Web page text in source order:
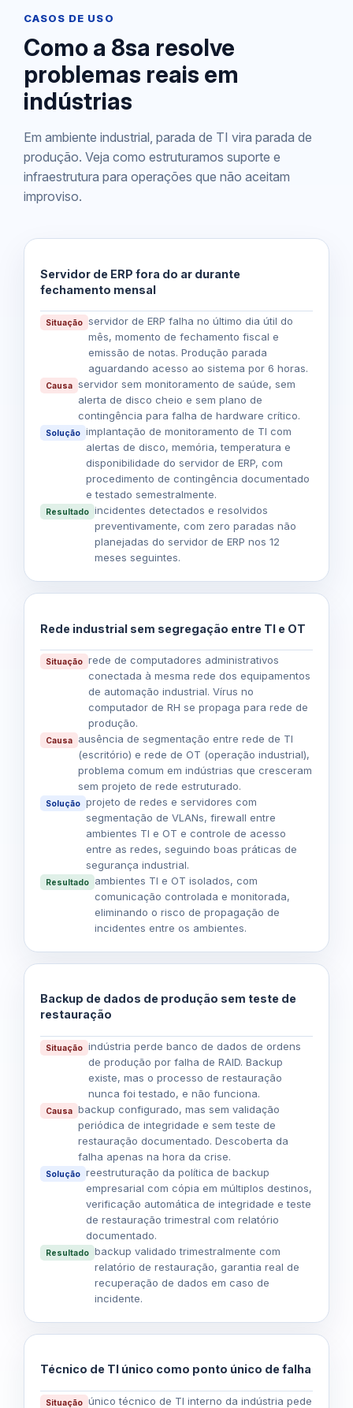
CASOS DE USO
Como a 8sa resolve
problemas reais em
indústrias
Em ambiente industrial, parada de TI vira parada de
produção. Veja como estruturamos suporte e
infraestrutura para operações que não aceitam
improviso.
Servidor de ERP fora do ar durante
fechamento mensal
Situação servidor de ERP falha no último dia útil do
mês, momento de fechamento fiscal e
emissão de notas. Produção parada
aguardando acesso ao sistema por 6 horas.
Causa servidor sem monitoramento de saúde, sem
alerta de disco cheio e sem plano de
contingência para falha de hardware crítico.
Solução implantação de monitoramento de TI com
alertas de disco, memória, temperatura e
disponibilidade do servidor de ERP, com
procedimento de contingência documentado
e testado semestralmente.
Resultado incidentes detectados e resolvidos
preventivamente, com zero paradas não
planejadas do servidor de ERP nos 12
meses seguintes.
Rede industrial sem segregação entre TI e OT
Situação rede de computadores administrativos
conectada à mesma rede dos equipamentos
de automação industrial. Vírus no
computador de RH se propaga para rede de
produção.
Causa
ausência de segmentação entre rede de TI
(escritório) e rede de OT (operação industrial),
problema comum em indústrias que cresceram
sem projeto de rede estruturado.
Solução projeto de redes e servidores com
segmentação de VLANs, firewall entre
ambientes TI e OT e controle de acesso
entre as redes, seguindo boas práticas de
segurança industrial.
Resultado
ambientes TI e OT isolados, com
comunicação controlada e monitorada,
eliminando o risco de propagação de
incidentes entre os ambientes.
Backup de dados de produção sem teste de
restauração
Situação indústria perde banco de dados de ordens
de produção por falha de RAID. Backup
existe, mas o processo de restauração
nunca foi testado, e não funciona.
Causa backup configurado, mas sem validação
periódica de integridade e sem teste de
restauração documentado. Descoberta da
falha apenas na hora da crise.
Solução reestruturação da política de backup
empresarial com cópia em múltiplos destinos,
verificação automática de integridade e teste
de restauração trimestral com relatório
documentado.
Resultado backup validado trimestralmente com
relatório de restauração, garantia real de
recuperação de dados em caso de
incidente.
Técnico de TI único como ponto único de falha
Situação único técnico de TI interno da indústria pede